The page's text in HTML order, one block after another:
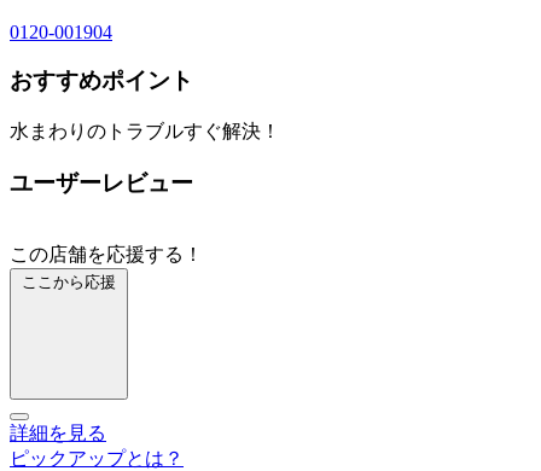
0120-001904
おすすめポイント
水まわりのトラブルすぐ解決！
ユーザーレビュー
この店舗を応援する！
ここから応援
詳細を見る
ピックアップとは？